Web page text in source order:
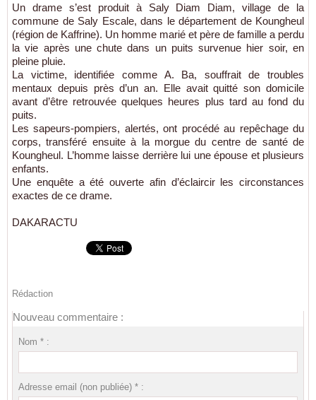
Un drame s’est produit à Saly Diam Diam, village de la
commune de Saly Escale, dans le département de Koungheul
(région de Kaffrine). Un homme marié et père de famille a perdu
la vie après une chute dans un puits survenue hier soir, en
pleine pluie.
La victime, identifiée comme A. Ba, souffrait de troubles
mentaux depuis près d’un an. Elle avait quitté son domicile
avant d’être retrouvée quelques heures plus tard au fond du
puits.
Les sapeurs-pompiers, alertés, ont procédé au repêchage du
corps, transféré ensuite à la morgue du centre de santé de
Koungheul. L’homme laisse derrière lui une épouse et plusieurs
enfants.
Une enquête a été ouverte afin d’éclaircir les circonstances
exactes de ce drame.
DAKARACTU
Rédaction
Nouveau commentaire :
Nom * :
Adresse email (non publiée) * :